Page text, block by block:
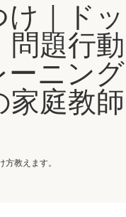
｜ドッ
問題行動
ーニング
家庭教師
教えます。